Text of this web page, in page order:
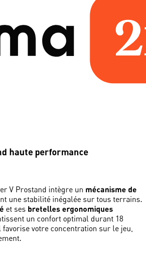
haute performance
V Prostand intègre un mécanisme de
une stabilité inégalée sur tous terrains.
et ses bretelles ergonomiques
un confort optimal durant 18
votre concentration sur le jeu,